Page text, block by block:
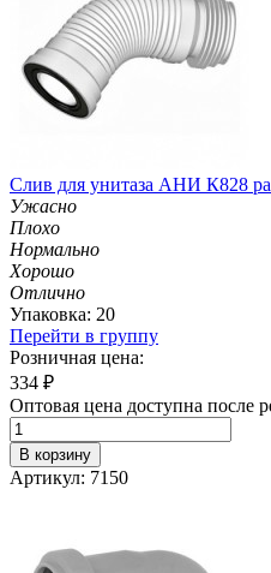
Слив для унитаза АНИ К828
Ужасно
Плохо
Нормально
Хорошо
Отлично
Упаковка: 20
Перейти в группу
Розничная цена:
334 ₽
Оптовая цена доступна после
В корзину
Артикул: 7150